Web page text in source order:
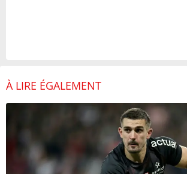
À LIRE ÉGALEMENT